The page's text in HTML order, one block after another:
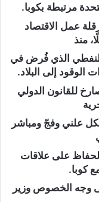
مرتبطة بكوبا.
عمل الاقتصاد
منذ
للحصار النفطي الذي فُرض في
الوقود إلى البلاد.
للقانون الدولي
علني وفجّ ومباشر
على علاقات
كوبا.
وجه الخصوص وزير